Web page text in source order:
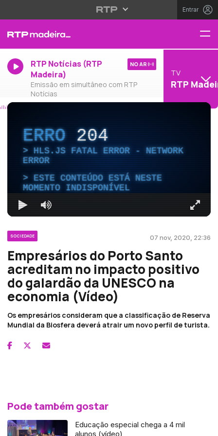
Entrar
RTP Notícias (RTP
Madeira)
Emissão em simultâneo com RTP
Notícias
NO AR
TV
RTP
ERRO204
HLS.JS FATAL ERROR - NETWORK
ERROR
ESTE CONTEÚDO ESTÁ NESTE
MOMENTO INDISPONÍVEL
SOCIEDADE 07 nov, 2020, 22:36
Empresários do Porto Santo
acreditam no impacto positivo
do galardão da UNESCO na
economia (Vídeo)
Os empresários consideram que a classificação de Reserva
Mundial da Biosfera deverá atrair um novo perfil de turista.
Pode também gostar
Educação especial chega a 4 mil
alunos (vídeo)